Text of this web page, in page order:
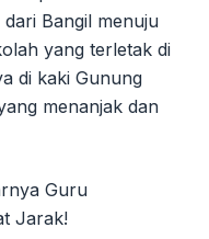
Bangil menuju
yang terletak di
di kaki Gunung
menanjak dan